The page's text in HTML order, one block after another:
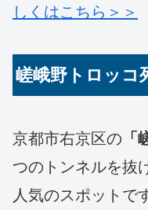
しくはこちら＞＞
嵯峨野トロッコ
京都市右京区の 「
つのトンネルを抜
人気のスポットで